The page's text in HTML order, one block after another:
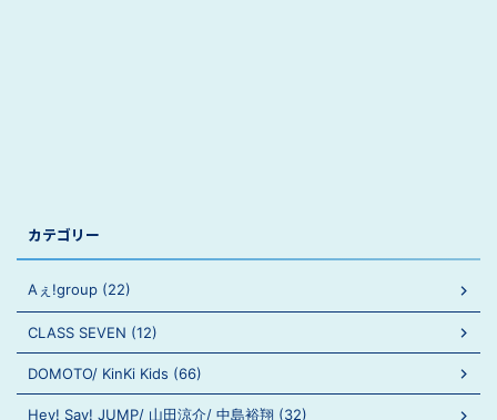
カテゴリー
Aぇ!group (22)
CLASS SEVEN (12)
DOMOTO/ KinKi Kids (66)
Hey! Say! JUMP/ 山田涼介/ 中島裕翔 (32)